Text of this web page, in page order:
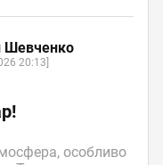
Шевченко
20:13]
особливо